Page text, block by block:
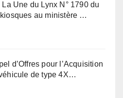
Une du Lynx N° 1790 du
au ministère …
d’Offres pour l’Acquisition
de type 4X…